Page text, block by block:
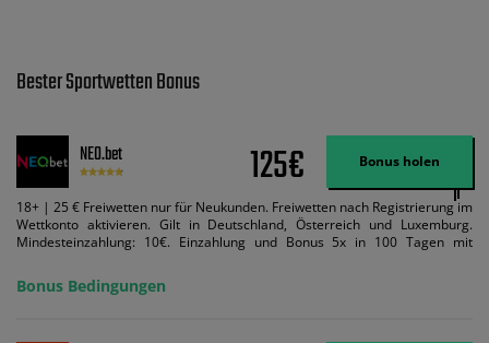
Bester Sportwetten Bonus
NEO.bet 125€ Bonus holen
18+ | 25 € Freiwetten nur für Neukunden. Freiwetten nach Registrierung im
Wettkonto aktivieren. Gilt in Deutschland, Österreich und Luxemburg.
Mindesteinzahlung: 10€. Einzahlung und Bonus 5x in 100 Tagen mit
Bedingungen können geändert werden. AGB gelten. Lizenziert; Hilfe bei
Suchtrisiken: buwei.de.
Bonus Bedingungen